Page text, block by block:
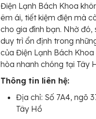
Điện Lạnh Bách Khoa
êm ái, tiết kiệm điện mà
cho gia đình bạn. Nhờ
duy trì ổn định trong
của Điện Lạnh Bách
hòa nhanh chóng tại Tây
Thông tin liên hệ:
Địa chỉ: Số 7A4, ngõ
Tây Hồ